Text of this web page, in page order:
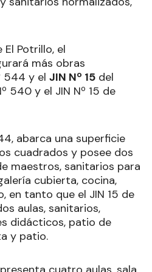
El Potrillo, el
más obras
544 y el JIN Nº 15 del
540 y el JIN Nº 15 de
abarca una superficie
cuadrados y posee dos
maestros, sanitarios para
cubierta, cocina,
en tanto que el JIN 15 de
aulas, sanitarios,
didácticos, patio de
y patio.